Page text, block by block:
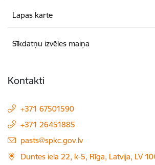
Lapas karte
Sīkdatņu izvēles maiņa
Kontakti
+371 67501590
+371 26451885
E-pasts:
pasts@spkc.gov.lv
Duntes iela 22, k-5, Rīga, Latvija, LV